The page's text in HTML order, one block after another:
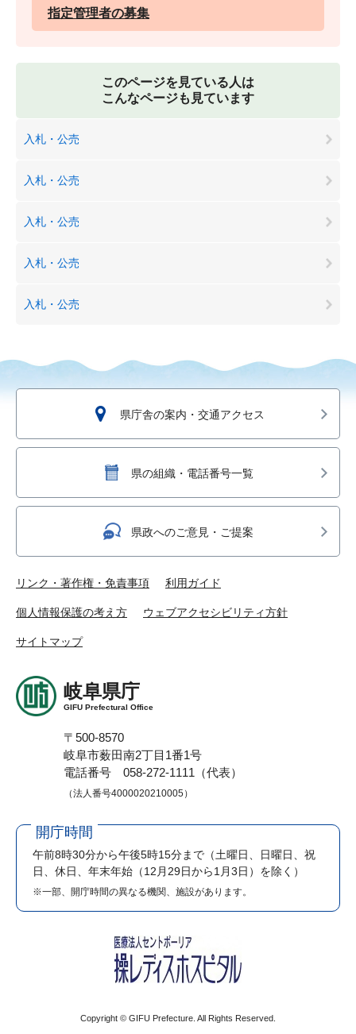
指定管理者の募集
このページを見ている人は
こんなページも見ています
入札・公売
入札・公売
入札・公売
入札・公売
入札・公売
県庁舎の案内・交通アクセス
県の組織・電話番号一覧
県政へのご意見・ご提案
リンク・著作権・免責事項 利用ガイド
個人情報保護の考え方 ウェブアクセシビリティ方針
サイトマップ
岐阜県庁
GIFU Prefectural Office
〒500-8570
岐阜市薮田南2丁目1番1号
電話番号 058-272-1111（代表）
（法人番号4000020210005）
開庁時間
午前8時30分から午後5時15分まで （土曜日、日曜日、祝
日、休日、年末年始（12月29日から1月3日）を除く）
※一部、開庁時間の異なる機関、施設があります。
Copyright © GIFU Prefecture. All Rights Reserved.